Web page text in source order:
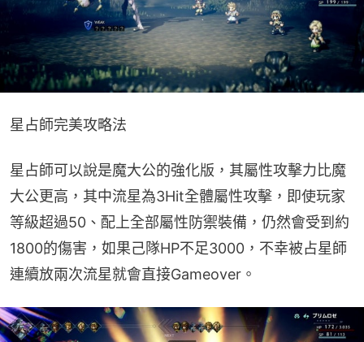
星占師完美攻略法
星占師可以說是魔大公的強化版，其屬性攻擊力比魔
大公更高，其中流星為3Hit全體屬性攻擊，即使玩家
等級超過50、配上全部屬性防禦裝備，仍然會受到約
1800的傷害，如果己隊HP不足3000，不幸被占星師
連續放兩次流星就會直接Gameover。